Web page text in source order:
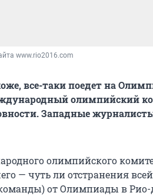
www.rio2016.com
все-таки поедет на
олимпийский
Западные
олимпийского
— чуть ли отстранения
команды) от Олимпиады в